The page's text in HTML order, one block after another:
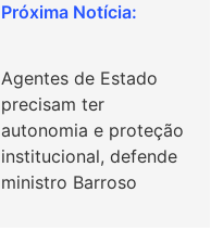
Agentes de Estado
precisam ter
autonomia e proteção
institucional, defende
ministro Barroso